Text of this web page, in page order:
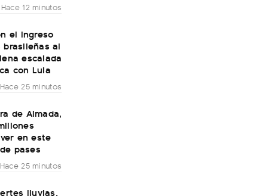
Hace 12 minutos
el ingreso
al
escalada
con Lula
Hace 25 minutos
de Almada,
en este
pases
Hace 25 minutos
lluvias,